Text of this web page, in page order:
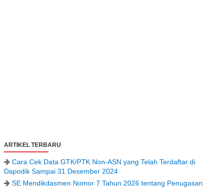
ARTIKEL TERBARU
Cara Cek Data GTK/PTK Non-ASN yang Telah Terdaftar di
Dapodik Sampai 31 Desember 2024
SE Mendikdasmen Nomor 7 Tahun 2026 tentang Penugasan